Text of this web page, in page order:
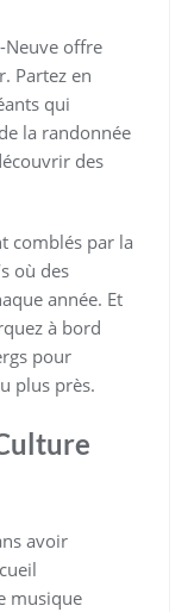
Neuve offre
Partez en
qui
la randonnée
des
comblés par la
où des
année. Et
à bord
pour
plus près.
avoir
musique